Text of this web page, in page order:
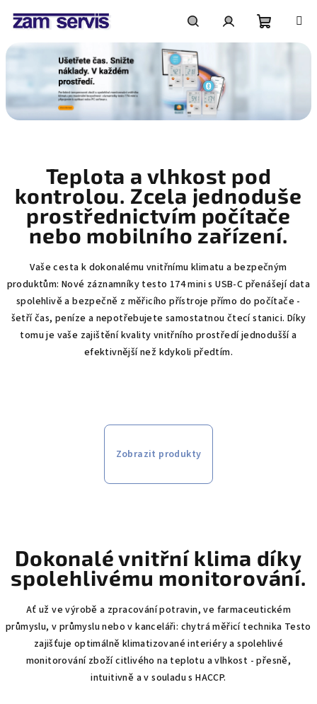
HledatPřihlášeníNákupní
Teplota a vlhkost pod
kontrolou. Zcela jednoduše
prostřednictvím počítače
nebo mobilního zařízení.
Vaše cesta k dokonalému vnitřnímu klimatu a bezpečným
produktům: Nové záznamníky testo 174 mini s USB-C přenášejí data
spolehlivě a bezpečně z měřicího přístroje přímo do počítače -
šetří čas, peníze a nepotřebujete samostatnou čtecí stanici. Díky
tomu je vaše zajištění kvality vnitřního prostředí jednodušší a
efektivnější než kdykoli předtím.
Zobrazit produkty
Dokonalé vnitřní klima díky
spolehlivému monitorování.
Ať už ve výrobě a zpracování potravin, ve farmaceutickém
průmyslu, v průmyslu nebo v kanceláři: chytrá měřicí technika Testo
zajišťuje optimálně klimatizované interiéry a spolehlivé
monitorování zboží citlivého na teplotu a vlhkost - přesně,
intuitivně a v souladu s HACCP.